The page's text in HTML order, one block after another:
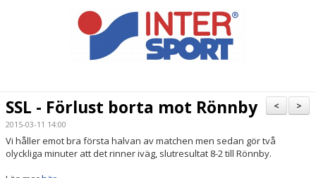
SPONSORER
MATCHSCHEMA
>
<
SSL - Förlust borta mot Rönnby
2015-03-11 14:00
Vi håller emot bra första halvan av matchen men sedan gör två
olyckliga minuter att det rinner iväg, slutresultat 8-2 till Rönnby.